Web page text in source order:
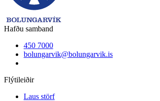
Hafðu samband
450 7000
bolungarvik@bolungarvik.is
Flýtileiðir
Laus störf